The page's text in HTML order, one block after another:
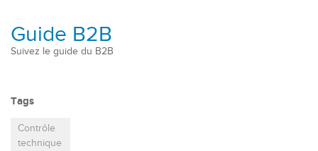
Guide B2B
Suivez le guide du B2B
Tags
Contrôle
technique